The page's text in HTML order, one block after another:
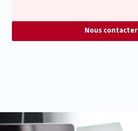
Nous contacter